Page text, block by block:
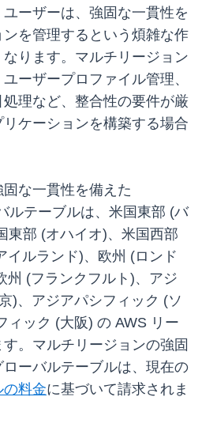
ーザーは、強固な一貫性を
を管理するという煩雑な作
ります。マルチリージョン
ーザープロファイル管理、
理など、整合性の要件が厳
ケーションを構築する場合
な一貫性を備えた
ルテーブルは、米国東部 (バ
東部 (オハイオ)、米国西部
イルランド)、欧州 (ロンド
州 (フランクフルト)、アジ
)、アジアパシフィック (ソ
ィック (大阪) の AWS リー
。マルチリージョンの強固
ーバルテーブルは、現在の
の料金に基づいて請求されま